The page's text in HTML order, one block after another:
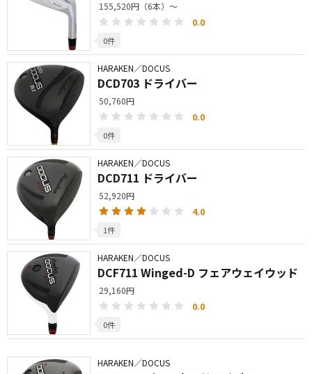
155,520円（6本）～
0.0
0件
HARAKEN／DOCUS
DCD703 ドライバー
50,760円
0.0
0件
HARAKEN／DOCUS
DCD711 ドライバー
52,920円
4.0
1件
HARAKEN／DOCUS
DCF711 Winged-D フェアウェイウッド
29,160円
0.0
0件
HARAKEN／DOCUS